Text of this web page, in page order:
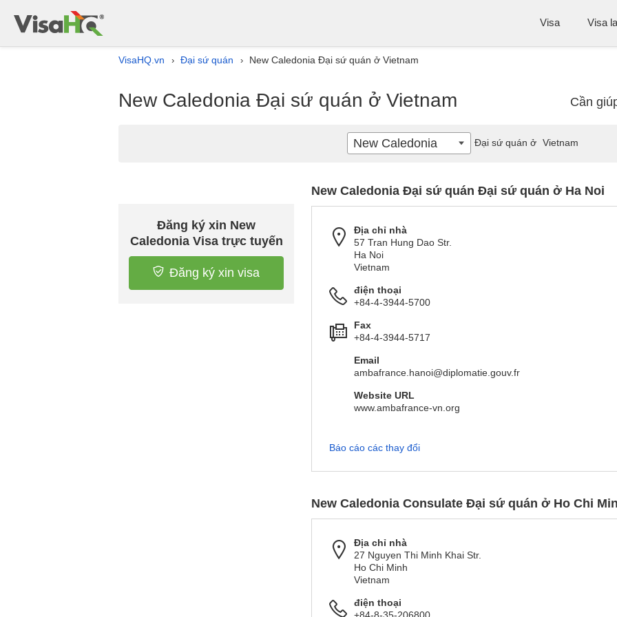
Visa Visa
VisaHQ.vn › Đại sứ quán › New Caledonia Đại sứ quán ở Vietnam
New Caledonia Đại sứ quán ở Vietnam Cần
Đăng ký xin New
Caledonia Visa trực tuyến
Đăng ký xin visa
New Caledonia Đại sứ quán Đại sứ quán ở Ha Noi
Địa chỉ nhà
57 Tran Hung Dao Str.
Ha Noi
Vietnam
điện thoại
+84-4-3944-5700
Fax
+84-4-3944-5717
Email
ambafrance.hanoi@diplomatie.gouv.fr
Website URL
www.ambafrance-vn.org
Báo cáo các thay đổi
New Caledonia Consulate Đại sứ quán ở Ho Chi
Địa chỉ nhà
27 Nguyen Thi Minh Khai Str.
Ho Chi Minh
Vietnam
điện thoại
New Caledonia Đại sứ quán ở Vietnam